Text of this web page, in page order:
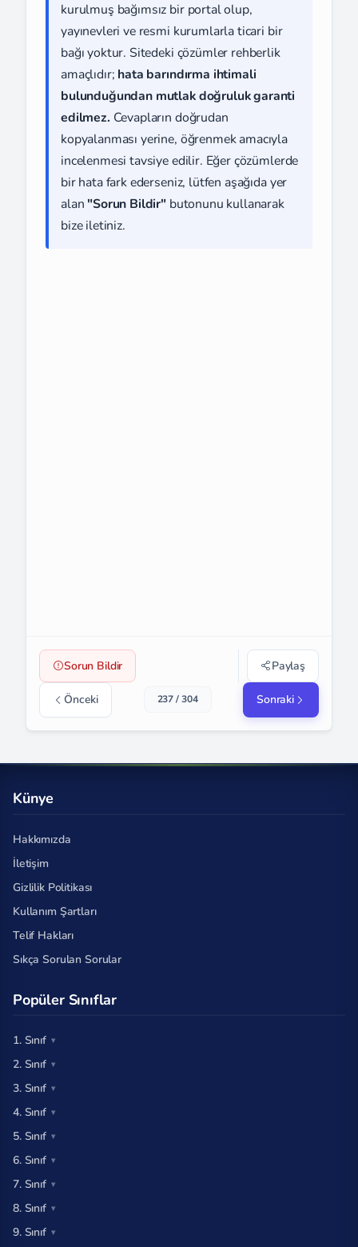
kurulmuş bağımsız bir portal olup,
yayınevleri ve resmi kurumlarla ticari bir
bağı yoktur. Sitedeki çözümler rehberlik
amaçlıdır; hata barındırma ihtimali
bulunduğundan mutlak doğruluk garanti
edilmez. Cevapların doğrudan
kopyalanması yerine, öğrenmek amacıyla
incelenmesi tavsiye edilir. Eğer çözümlerde
bir hata fark ederseniz, lütfen aşağıda yer
alan "Sorun Bildir" butonunu kullanarak
bize iletiniz.
Sorun Bildir Paylaş
Önceki 237 / 304 Sonraki
Künye
Hakkımızda
İletişim
Gizlilik Politikası
Kullanım Şartları
Telif Hakları
Sıkça Sorulan Sorular
Popüler Sınıflar
1. Sınıf
2. Sınıf
3. Sınıf
4. Sınıf
5. Sınıf
6. Sınıf
7. Sınıf
8. Sınıf
9. Sınıf